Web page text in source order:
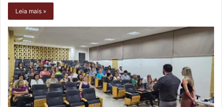
Leia mais »